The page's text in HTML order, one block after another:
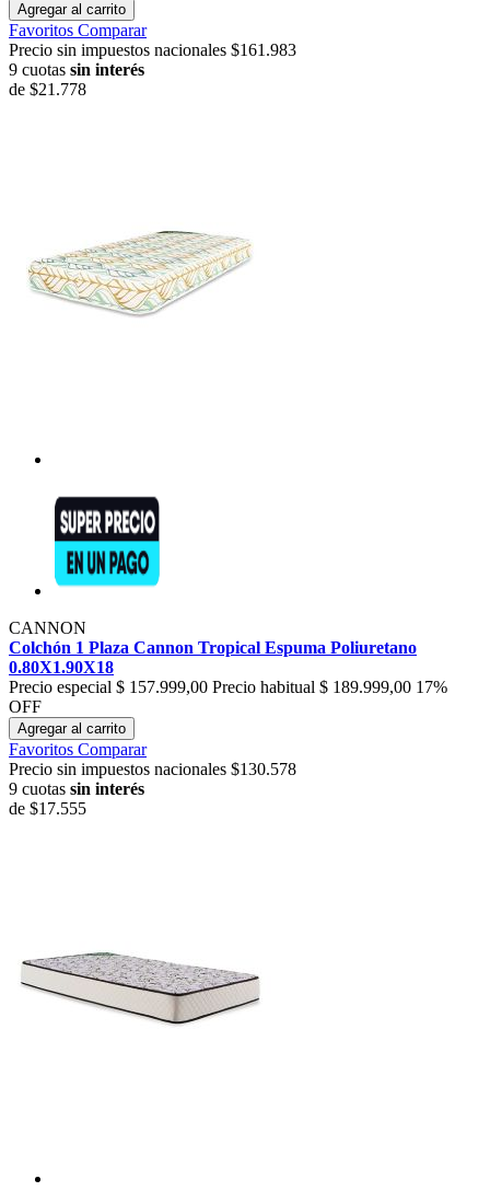
Agregar al carrito
Favoritos Comparar
Precio sin impuestos nacionales $161.983
9 cuotas sin interés
de $21.778
CANNON
Colchón 1 Plaza Cannon Tropical Espuma Poliuretano
0.80X1.90X18
Precio especial $ 157.999,00 Precio habitual $ 189.999,00 17%
OFF
Agregar al carrito
Favoritos Comparar
Precio sin impuestos nacionales $130.578
9 cuotas sin interés
de $17.555